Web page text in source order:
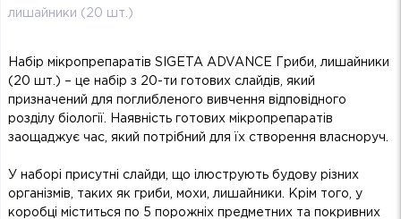
лишайники (20 шт.)
Набір мікропрепаратів SIGETA ADVANCE Гриби, лишайники
(20 шт.) – це набір з 20-ти готових слайдів, який
призначений для поглибленого вивчення відповідного
розділу біології. Наявність готових мікропрепаратів
заощаджує час, який потрібний для їх створення власноруч.
У наборі присутні слайди, що ілюструють будову різних
організмів, таких як гриби, мохи, лишайники. Крім того, у
коробці міститься по 5 порожніх предметних та покривних